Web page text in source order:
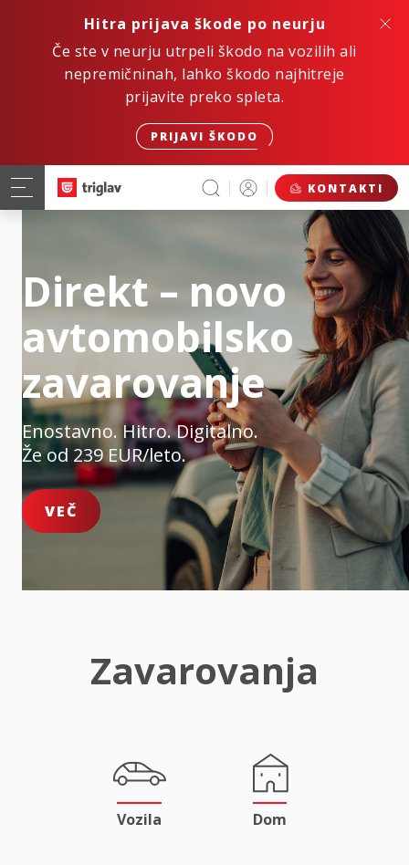
Hitra prijava škode po neurju
Če ste v neurju utrpeli škodo na vozilih ali
nepremičninah, lahko škodo najhitreje
prijavite preko spleta.
PRIJAVI ŠKODO
KONTAKTI
Direkt – novo
avtomobilsko
zavarovanje
Enostavno. Hitro. Digitalno.
Že od 239 EUR/leto.
VEČ
Zavarovanja
Vozila Dom